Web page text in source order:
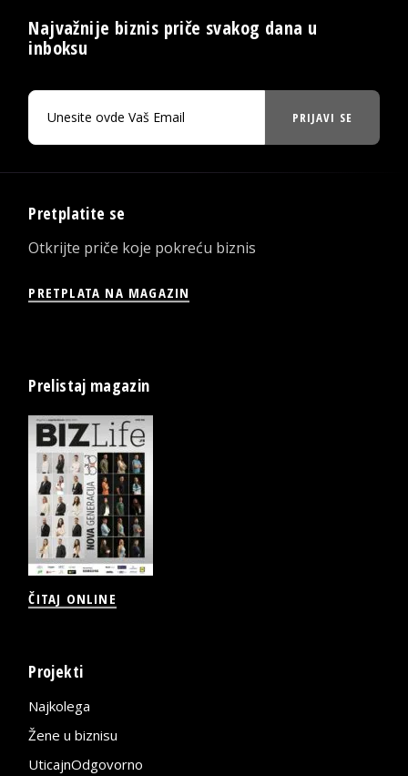
Najvažnije biznis priče svakog dana u
inboksu
PRIJAVI SE
Pretplatite se
Otkrijte priče koje pokreću biznis
PRETPLATA NA MAGAZIN
Prelistaj magazin
ČITAJ ONLINE
Projekti
Najkolega
Žene u biznisu
UticajnOdgovorno